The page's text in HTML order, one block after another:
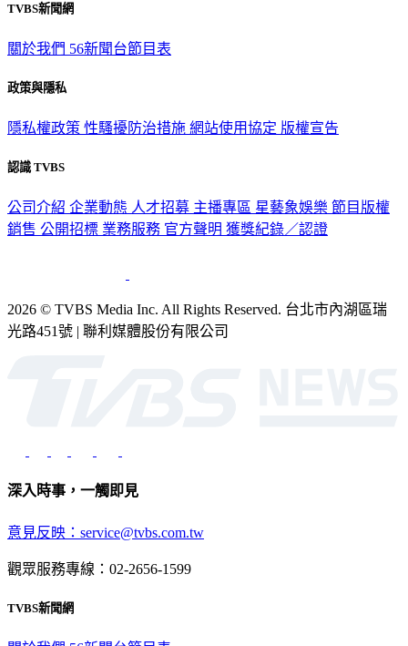
TVBS新聞網
關於我們 56新聞台節目表
政策與隱私
隱私權政策 性騷擾防治措施 網站使用協定 版權宣告
認識 TVBS
公司介紹 企業動態 人才招募 主播專區 星藝象娛樂 節目版權
銷售 公開招標 業務服務 官方聲明 獲獎紀錄／認證
2026 © TVBS Media Inc. All Rights Reserved. 台北市內湖區瑞
光路451號 | 聯利媒體股份有限公司
深入時事，一觸即見
意見反映：service@tvbs.com.tw
觀眾服務專線：02-2656-1599
TVBS新聞網